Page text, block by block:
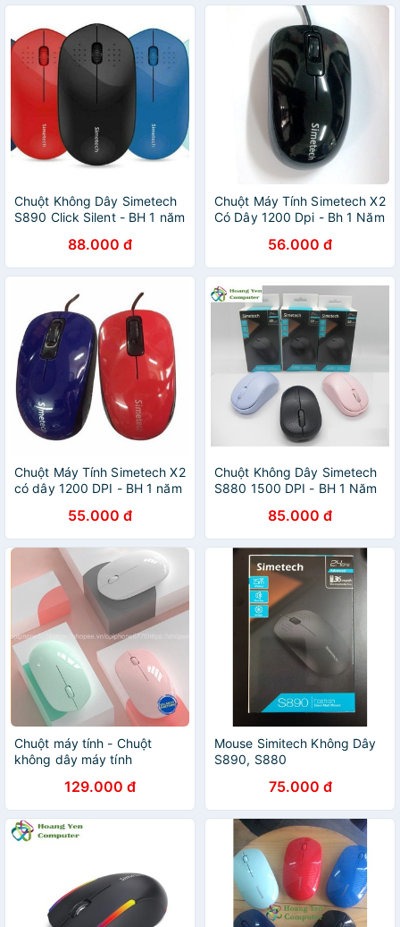
Chuột Không Dây Simetech
S890 Click Silent - BH 1 năm
88.000 đ
Chuột Máy Tính Simetech X2
Có Dây 1200 Dpi - Bh 1 Năm
56.000 đ
Chuột Máy Tính Simetech X2
có dây 1200 DPI - BH 1 năm
55.000 đ
Chuột Không Dây Simetech
S880 1500 DPI - BH 1 Năm
85.000 đ
Chuột máy tính - Chuột
không dây máy tính
nút bấm nhạy.129.000 đ
Mouse Simitech Không Dây
S890, S880
75.000 đ